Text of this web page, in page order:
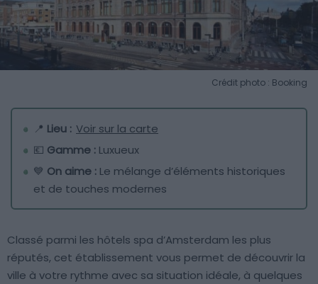
Crédit photo : Booking
📍 Lieu : Voir sur la carte
💶 Gamme : Luxueux
💙 On aime : Le mélange d’éléments historiques
et de touches modernes
Classé parmi les hôtels spa d’Amsterdam les plus
réputés, cet établissement vous permet de découvrir la
ville à votre rythme avec sa situation idéale, à quelques